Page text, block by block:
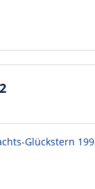
Glückstern